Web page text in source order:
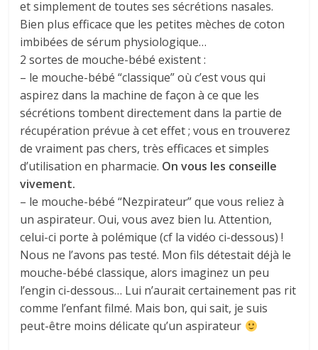
et simplement de toutes ses sécrétions nasales.
Bien plus efficace que les petites mèches de coton
imbibées de sérum physiologique…
2 sortes de mouche-bébé existent :
– le mouche-bébé “classique” où c’est vous qui
aspirez dans la machine de façon à ce que les
sécrétions tombent directement dans la partie de
récupération prévue à cet effet ; vous en trouverez
de vraiment pas chers, très efficaces et simples
d’utilisation en pharmacie. On vous les conseille
vivement.
– le mouche-bébé “Nezpirateur” que vous reliez à
un aspirateur. Oui, vous avez bien lu. Attention,
celui-ci porte à polémique (cf la vidéo ci-dessous) !
Nous ne l’avons pas testé. Mon fils détestait déjà le
mouche-bébé classique, alors imaginez un peu
l’engin ci-dessous… Lui n’aurait certainement pas rit
comme l’enfant filmé. Mais bon, qui sait, je suis
peut-être moins délicate qu’un aspirateur